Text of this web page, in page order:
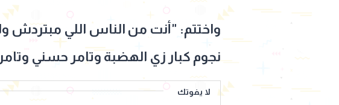
واختتم: "أنت من الناس اللي مبتردش
نجوم كبار زي الهضبة وتامر حسني
لا يفوتك